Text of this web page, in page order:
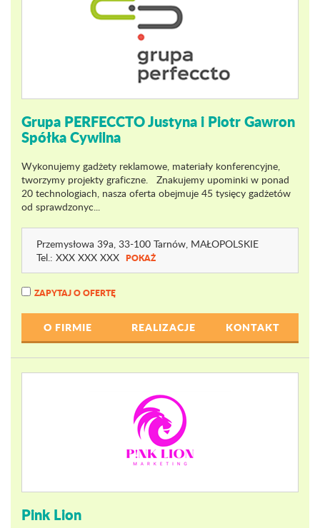
Grupa PERFECCTO Justyna i Piotr Gawron
Spółka Cywilna
Wykonujemy gadżety reklamowe, materiały konferencyjne,
tworzymy projekty graficzne. Znakujemy upominki w ponad
20 technologiach, nasza oferta obejmuje 45 tysięcy gadżetów
od sprawdzonyc...
Przemysłowa 39a, 33-100 Tarnów, MAŁOPOLSKIE
Tel.: XXX XXX XXX POKAŻ
ZAPYTAJ O OFERTĘ
O FIRMIE REALIZACJE KONTAKT
Pink Lion